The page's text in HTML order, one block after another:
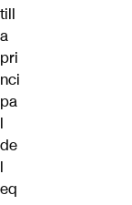
till
a
pri
nci
pa
l
de
l
eq